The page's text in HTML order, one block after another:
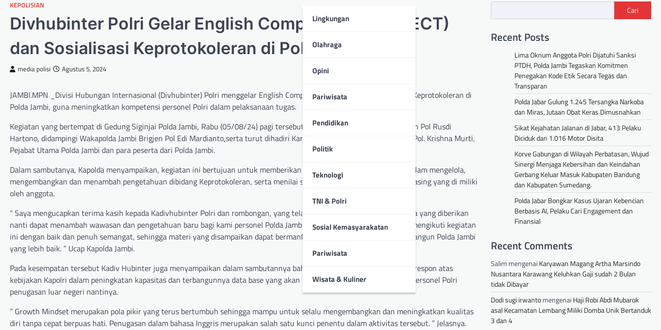
Lingkungan
Olahraga
Opini
Pariwisata
Pendidikan
Politik
Teknologi
TNI & Polri
Sosial Kemasyarakatan
Pariwisata
Wisata & Kuliner
KEPOLISIAN
Divhubinter Polri Gelar English Competency Test (ECT)
dan Sosialisasi Keprotokoleran di Polda Jambi
media polisi Agustus 5, 2024
JAMBI.MPN _Divisi Hubungan Internasional (Divhubinter) Polri menggelar English Competency Test (ECT) dan sosialisasi Keprotokoleran di
Polda Jambi, guna meningkatkan kompetensi personel Polri dalam pelaksanaan tugas.
Kegiatan yang bertempat di Gedung Siginjai Polda Jambi, Rabu (05/08/24) pagi tersebut, dipimpin oleh Kapolda Jambi Irjen Pol Rusdi
Hartono, didampingi Wakapolda Jambi Brigjen Pol Edi Mardianto,serta turut dihadiri Karomisinter Divhubinter Polri Irjen Pol. Krishna Murti,
Pejabat Utama Polda Jambi dan para peserta dari Polda Jambi.
Dalam sambutanya, Kapolda menyampaikan, kegiatan ini bertujuan untuk memberikan pemahaman dan pengetahuan dalam mengelola,
mengembangkan dan menambah pengetahuan dibidang Keprotokoleran, serta menilai sejauh mana kemampuan bahasa asing yang di miliki
oleh anggota.
” Saya mengucapkan terima kasih kepada Kadivhubinter Polri dan rombongan, yang telah hadir pada acara ini semoga apa yang diberikan
nanti dapat menambah wawasan dan pengetahuan baru bagi kami personel Polda Jambi. Semoga seluruh peserta dapat mengikuti kegiatan
ini dengan baik dan penuh semangat, sehingga materi yang disampaikan dapat bermanfaat bagi kita semua dalam membangun Polda Jambi
yang lebih baik. ” Ucap Kapolda Jambi.
Pada kesempatan tersebut Kadiv Hubinter juga menyampaikan dalam sambutannya bahwa kegiatan ini juga merupakan respon atas
kebijakan Kapolri dalam peningkatan kapasitas dan terbangunnya data base yang akan memudahkan dalam pengiriman personel Polri
penugasan luar negeri nantinya.
” Growth Mindset merupakan pola pikir yang terus bertumbuh sehingga mampu untuk selalu mengembangkan dan meningkatkan kualitas
diri tanpa cepat berpuas hati. Penugasan dalam bahasa Inggris merupakan salah satu kunci penentu dalam aktivitas tersebut. ” Jelasnya.
Cari
Recent Posts
Lima Oknum Anggota Polri Dijatuhi Sanksi
PTDH, Polda Jambi Tegaskan Komitmen
Penegakan Kode Etik Secara Tegas dan
Transparan
Polda Jabar Gulung 1.245 Tersangka Narkoba
dan Miras, Jutaan Obat Keras Dimusnahkan
Sikat Kejahatan Jalanan di Jabar, 413 Pelaku
Diciduk dan 1.016 Motor Disita
Korve Gabungan di Wilayah Perbatasan, Wujud
Sinergi Menjaga Kebersihan dan Keindahan
Gerbang Keluar Masuk Kabupaten Bandung
dan Kabupaten Sumedang.
Polda Jabar Bongkar Kasus Ujaran Kebencian
Berbasis AI, Pelaku Cari Engagement dan
Finansial
Recent Comments
Salim mengenai Karyawan Magang Artha Marsindo
Nusantara Karawang Keluhkan Gaji sudah 2 Bulan
tidak Dibayar
Dodi sugi irwantomengenai Haji Robi Abdi Mubarok
asal Kecamatan Lembang Miliki Domba Unik Bertanduk
3 dan 4